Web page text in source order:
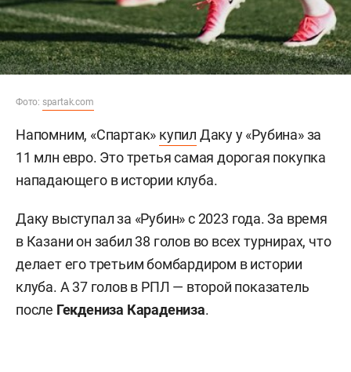
Фото: spartak.com
Напомним, «Спартак» купил Даку у «Рубина» за
11 млн евро. Это третья самая дорогая покупка
нападающего в истории клуба.
Даку выступал за «Рубин» с 2023 года. За время
в Казани он забил 38 голов во всех турнирах, что
делает его третьим бомбардиром в истории
клуба. А 37 голов в РПЛ — второй показатель
после Гекдениза Карадениза.